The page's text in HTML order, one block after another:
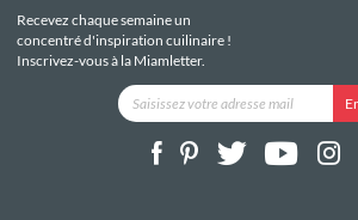
Recevez chaque semaine un
concentré d'inspiration cuilinaire !
Inscrivez-vous à la Miamletter.